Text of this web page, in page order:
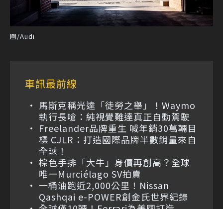
圖/Audi
車訊最前線
馬斯克稱光達「徒勞之舉」！Waymo
執行長嗆：純視覺難達真正自動駕駛
Freelander品牌重生 喊年銷30萬輛目
標 CJLR：打造國際品牌半數銷量來自
全球！
棕色手排「大牛」身價再創高？全球
唯一Murciélago SV拍賣
一桶油跑近2,000公里！Nissan
Qashqai e-POWER創金氏世界紀錄